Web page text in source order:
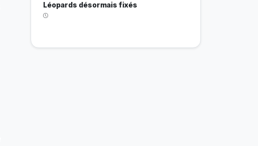
Léopards désormais fixés